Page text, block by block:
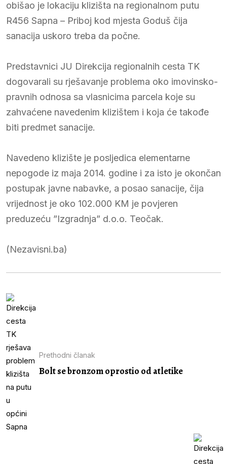
obišao je lokaciju klizišta na regionalnom putu
R456 Sapna – Priboj kod mjesta Goduš čija
sanacija uskoro treba da počne.
Predstavnici JU Direkcija regionalnih cesta TK
dogovarali su rješavanje problema oko imovinsko-
pravnih odnosa sa vlasnicima parcela koje su
zahvaćene navedenim klizištem i koja će takođe
biti predmet sanacije.
Navedeno klizište je posljedica elementarne
nepogode iz maja 2014. godine i za isto je okončan
postupak javne nabavke, a posao sanacije, čija
vrijednost je oko 102.000 KM je povjeren
preduzeću ”Izgradnja” d.o.o. Teočak.
(Nezavisni.ba)
Prethodni članak
Bolt se bronzom oprostio od atletike